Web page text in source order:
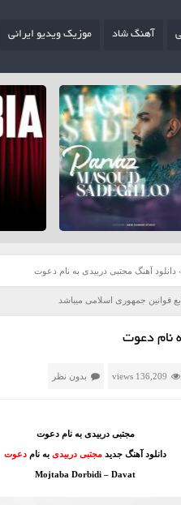
آهنگ شاد موزیک ویدیو ایرانی
دانلود آهنگ مجتبی دربیدی به نام دعوت
قوانین جمهوری اسلامی میباشد
نام دعوت
136,209 views بدون نظر
مجتبی دربیدی به نام دعوت
دانلود آهنگ جدید مجتبی دربیدی به نام دعوت
Mojtaba Dorbidi – Davat